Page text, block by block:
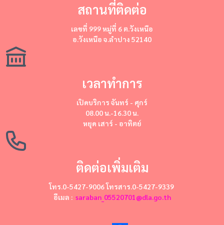
สถานที่ติดต่อ
​​เลขที่ 999 หมู่ที่ 6 ต.วังเหนือ
อ.วังเหนือ จ.ลำปาง 52140
เวลาทำการ
เปิดบริการ จันทร์ - ศุกร์
08.00 น.-16.30 น.
หยุด เสาร์ - อาทิตย์
ติดต่อเพิ่มเติม
โทร.0-5427-9006 โทรสาร.0-5427-9339
อีเมล : saraban_05520701@dla.go.th